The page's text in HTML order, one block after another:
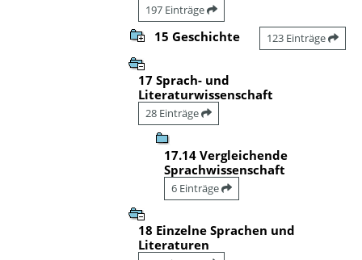
197 Einträge
15 Geschichte 123 Einträge
17 Sprach- und
Literaturwissenschaft
28 Einträge
17.14 Vergleichende
Sprachwissenschaft
6 Einträge
18 Einzelne Sprachen und
Literaturen